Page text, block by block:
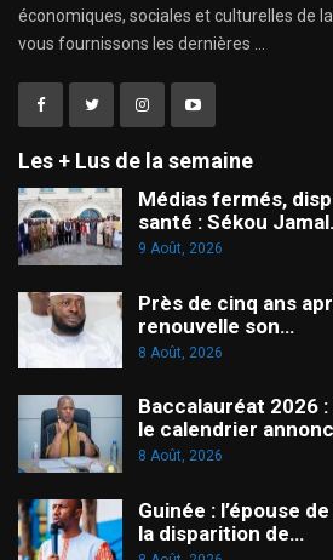
économiques, sociales et culturelles de
vous fournissons les dernières ...
Les + Lus de la semaine
Médias fermés,
santé : Sékou
9 Août, 2026
Près de cinq ans
renouvelle son…
8 Août, 2026
Baccalauréat 2026
le calendrier
8 Août, 2026
Guinée : l’épouse
la disparition de…